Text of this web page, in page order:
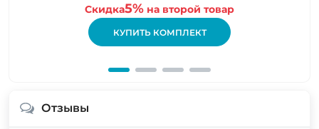
Скидка5% на второй товар
КУПИТЬ КОМПЛЕКТ
Отзывы